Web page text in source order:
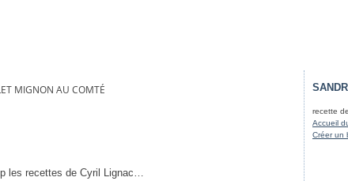
MIGNON AU COMTÉ
les recettes de Cyril Lignac…
recette
Accueil
Créer un